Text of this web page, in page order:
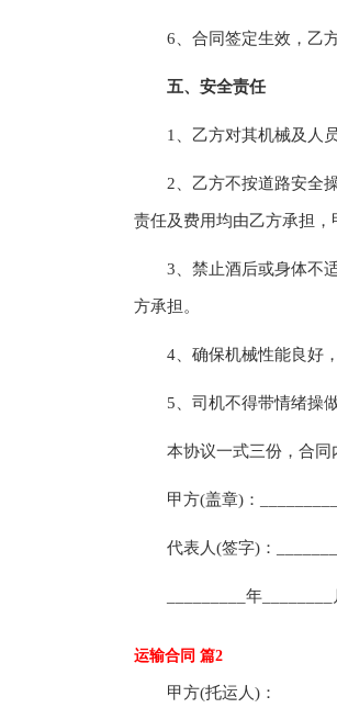
6、合同签定生效，乙方
五、安全责任
1、乙方对其机械及人员
2、乙方不按道路安全操
责任及费用均由乙方承担，
3、禁止酒后或身体不适
方承担。
4、确保机械性能良好，
5、司机不得带情绪操做
本协议一式三份，合同内
甲方(盖章)：
代表人(签字)：
_________年________
运输合同 篇2
甲方(托运人)：